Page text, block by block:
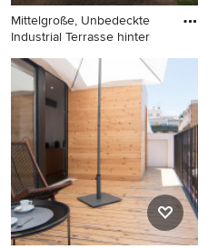
Mittelgroße, Unbedeckte
Industrial Terrasse hinter
Mittelgroße, Unbedeckte
Industrial Terrasse hinter dem
Haus in Paris